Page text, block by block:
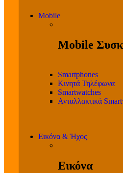
Mobile
Mobile
Smartphones
Κινητά Τηλέφωνα
Smartwatches
Ανταλλακτικά
Εικόνα & Ήχος
Εικόνα